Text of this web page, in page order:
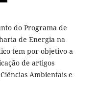
do Programa de
de Energia na
tem por objetivo a
de artigos
Ambientais e